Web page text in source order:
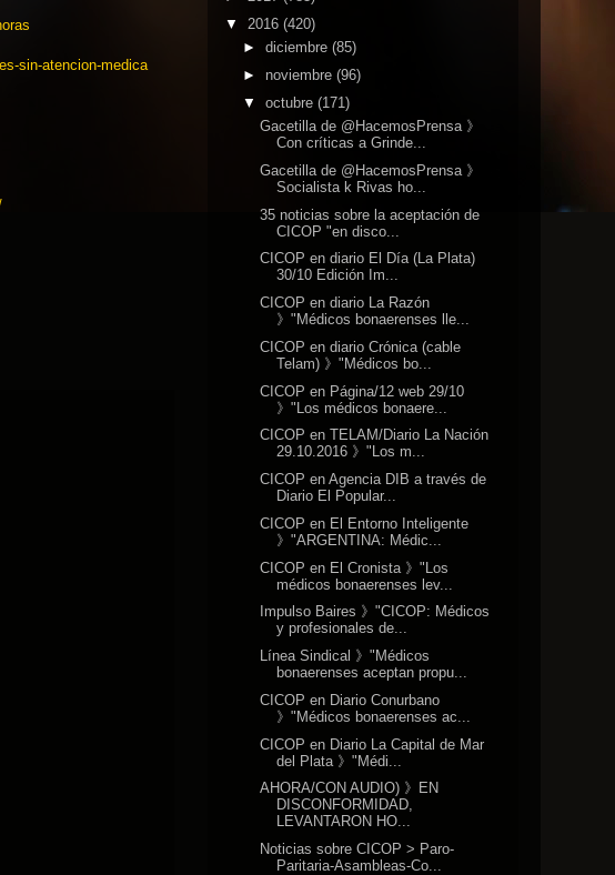
sin-atencion-medica
▼ 2016 (420)
► diciembre (85)
► noviembre (96)
▼ octubre (171)
Gacetilla de @HacemosPrensa 》
Con críticas a Grinde...
Gacetilla de @HacemosPrensa 》
Socialista k Rivas ho...
35 noticias sobre la aceptación de
CICOP "en disco...
CICOP en diario El Día (La Plata)
30/10 Edición Im...
CICOP en diario La Razón
》"Médicos bonaerenses lle...
CICOP en diario Crónica (cable
Telam) 》"Médicos bo...
CICOP en Página/12 web 29/10
》"Los médicos bonaere...
CICOP en TELAM/Diario La Nación
29.10.2016 》"Los m...
CICOP en Agencia DIB a través de
Diario El Popular...
CICOP en El Entorno Inteligente
》"ARGENTINA: Médic...
CICOP en El Cronista 》"Los
médicos bonaerenses lev...
Impulso Baires 》"CICOP: Médicos
y profesionales de...
Línea Sindical 》"Médicos
bonaerenses aceptan propu...
CICOP en Diario Conurbano
》"Médicos bonaerenses ac...
CICOP en Diario La Capital de Mar
del Plata 》"Médi...
AHORA/CON AUDIO) 》EN
DISCONFORMIDAD,
LEVANTARON HO...
Noticias sobre CICOP > Paro-
Paritaria-Asambleas-Co...